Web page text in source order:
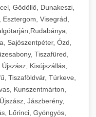
Gödöllő, Dunakeszi,
Visegrád,
Sajószentpéter, Ózd,
Tiszafüred,
Kisújszállás,
Tiszaföldvár, Túrkeve,
Kunszentmárton,
Jászberény,
Lőrinci, Gyöngyös,